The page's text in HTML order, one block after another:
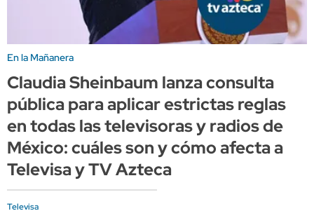
En la Mañanera
Claudia Sheinbaum lanza consulta
pública para aplicar estrictas reglas
en todas las televisoras y radios de
México: cuáles son y cómo afecta a
Televisa y TV Azteca
Televisa